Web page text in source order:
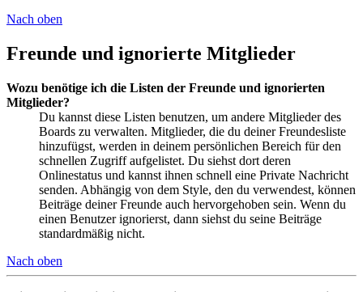
Nach oben
Freunde und ignorierte Mitglieder
Wozu benötige ich die Listen der Freunde und ignorierten
Mitglieder?
Du kannst diese Listen benutzen, um andere Mitglieder des
Boards zu verwalten. Mitglieder, die du deiner Freundesliste
hinzufügst, werden in deinem persönlichen Bereich für den
schnellen Zugriff aufgelistet. Du siehst dort deren
Onlinestatus und kannst ihnen schnell eine Private Nachricht
senden. Abhängig von dem Style, den du verwendest, können
Beiträge deiner Freunde auch hervorgehoben sein. Wenn du
einen Benutzer ignorierst, dann siehst du seine Beiträge
standardmäßig nicht.
Nach oben